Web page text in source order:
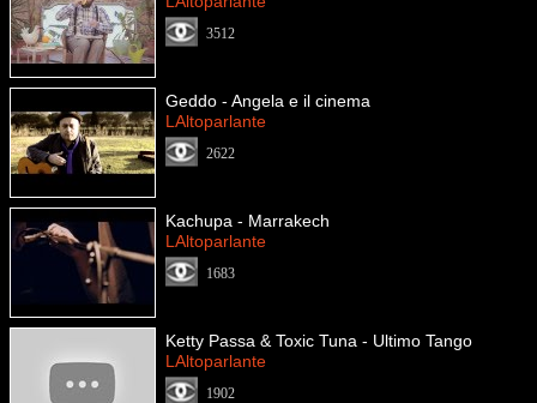
3512
Geddo - Angela e il cinema
LAltoparlante
2622
Kachupa - Marrakech
LAltoparlante
1683
Ketty Passa & Toxic Tuna - Ultimo Tango
LAltoparlante
1902